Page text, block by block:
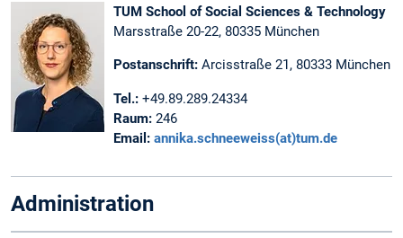
TUM School of Social Sciences & Technology
Marsstraße 20-22, 80335 München
Postanschrift: Arcisstraße 21, 80333 München
Tel.: +49.89.289.24334
Raum: 246
Email: annika.schneeweiss(at)tum.de
Administration